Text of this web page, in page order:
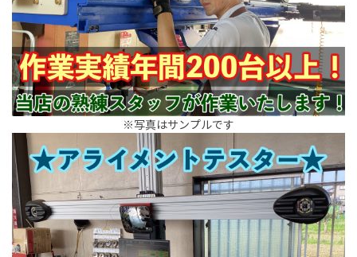
※写真はサンプルです